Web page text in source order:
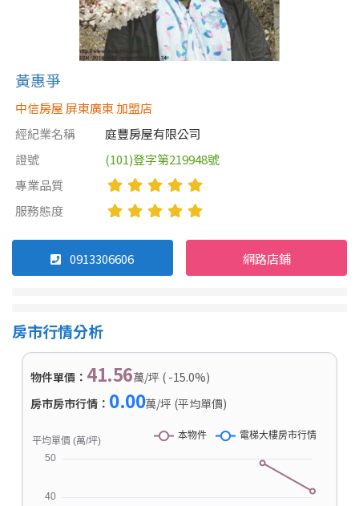
黃惠爭
中信房屋 屏東廣東 加盟店
經紀業名稱
庭豐房屋有限公司
證號
(101)登字第219948號
專業品質
服務態度
0913306606 網路店鋪
房市行情分析
物件單價： 41.56萬/坪 ( -15.0%)
房市房市行情： 0.00萬/坪 (平均單價)